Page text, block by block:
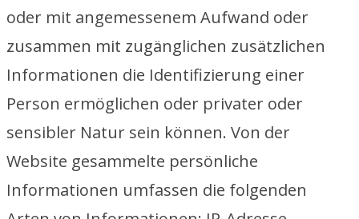
oder mit angemessenem Aufwand oder
zusammen mit zugänglichen zusätzlichen
Informationen die Identifizierung einer
Person ermöglichen oder privater oder
sensibler Natur sein können. Von der
Website gesammelte persönliche
Informationen umfassen die folgenden